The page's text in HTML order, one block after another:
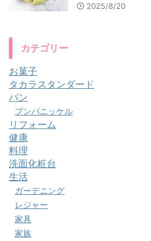
2025/8/20
カテゴリー
お菓子
タカラスタンダード
パン
プンパニッケル
リフォーム
健康
料理
洗面化粧台
生活
ガーデニング
レジャー
家具
家族